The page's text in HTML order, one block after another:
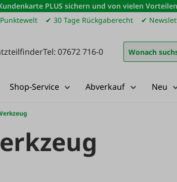
PLUS sichern und von vielen
✔ 30 Tage Rückgaberecht ✔
Tel: 07672 716-0
Shop-Service Abverkauf Neu